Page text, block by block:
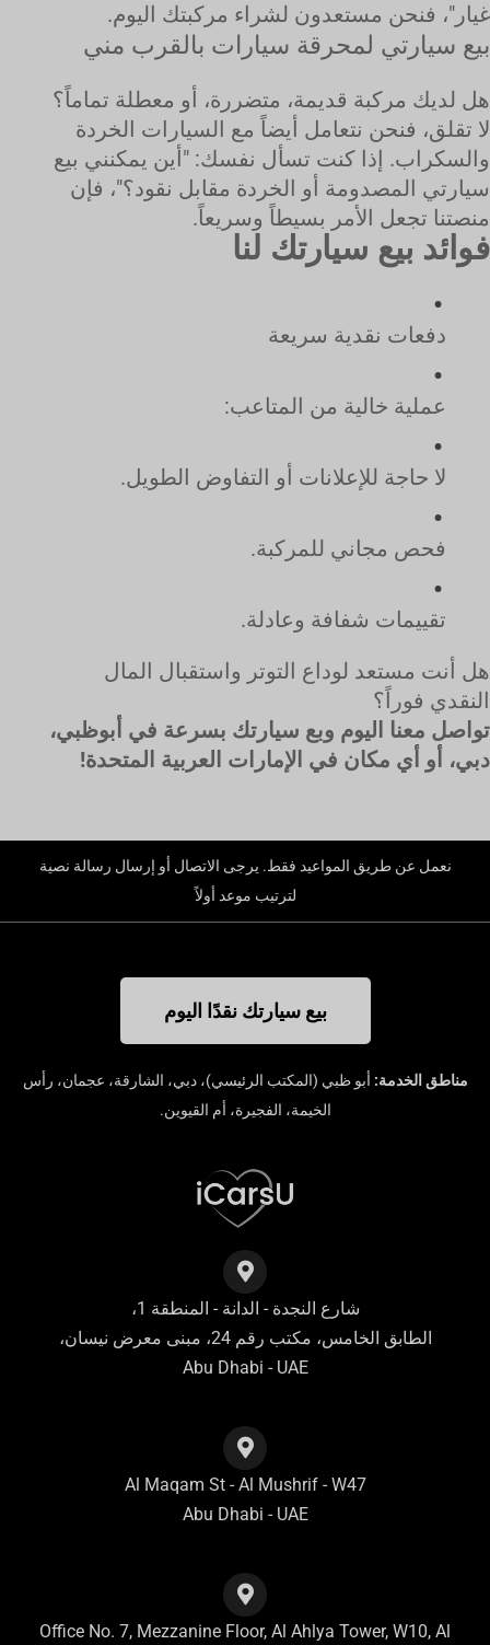
غيار"، فنحن مستعدون لشراء مركبتك اليوم.
بيع سيارتي لمحرقة سيارات بالقرب مني
هل لديك مركبة قديمة، متضررة، أو معطلة تماماً؟
لا تقلق، فنحن نتعامل أيضاً مع السيارات الخردة
والسكراب. إذا كنت تسأل نفسك: "أين يمكنني بيع
سيارتي المصدومة أو الخردة مقابل نقود؟"، فإن
منصتنا تجعل الأمر بسيطاً وسريعاً.
فوائد بيع سيارتك لنا
دفعات نقدية سريعة
عملية خالية من المتاعب:
لا حاجة للإعلانات أو التفاوض الطويل.
فحص مجاني للمركبة.
تقييمات شفافة وعادلة.
هل أنت مستعد لوداع التوتر واستقبال المال
النقدي فوراً؟
تواصل معنا اليوم وبع سيارتك بسرعة في أبوظبي،
دبي، أو أي مكان في الإمارات العربية المتحدة!
نعمل عن طريق المواعيد فقط. يرجى الاتصال أو إرسال رسالة نصية
لترتيب موعد أولاً
بيع سيارتك نقدًا اليوم
مناطق الخدمة: أبو ظبي (المكتب الرئيسي)، دبي، الشارقة، عجمان، رأس
الخيمة، الفجيرة، أم القيوين.
شارع النجدة - الدانة - المنطقة 1،
الطابق الخامس، مكتب رقم 24، مبنى معرض نيسان،
Abu Dhabi - UAE
Al Maqam St - Al Mushrif - W47
Abu Dhabi - UAE
Office No. 7, Mezzanine Floor, Al Ahlya Tower, W10, Al